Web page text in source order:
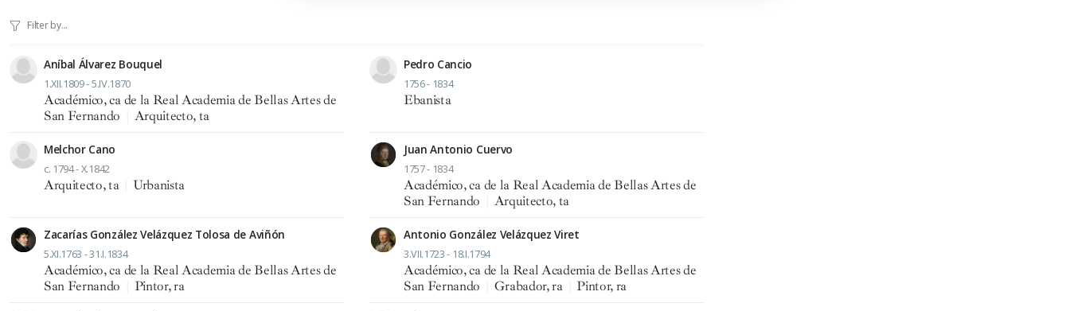
Aníbal Álvarez Bouquel
1.XII.1809 - 5.IV.1870
Académico, ca de la Real Academia de Bellas Artes de
San Fernando
Arquitecto, ta
Pedro Cancio
1756 - 1834
Ebanista
Melchor Cano
c. 1794 - X.1842
Arquitecto, ta Urbanista
Juan Antonio Cuervo
1757 - 1834
Académico, ca de la Real Academia de Bellas Artes de
San Fernando
Arquitecto, ta
Zacarías González Velázquez Tolosa de Aviñón
5.XI.1763 - 31.I.1834
Académico, ca de la Real Academia de Bellas Artes de
San Fernando
Pintor, ra
Antonio González Velázquez Viret
3.VII.1723 - 18.I.1794
Académico, ca de la Real Academia de Bellas Artes de
San Fernando
Grabador, ra Pintor, ra